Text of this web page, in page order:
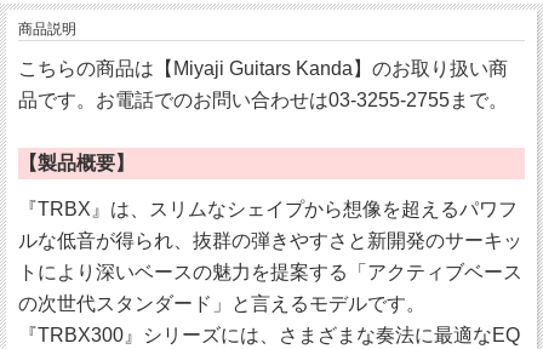
商品説明
こちらの商品は【Miyaji Guitars Kanda】のお取り扱い商
品です。お電話でのお問い合わせは03-3255-2755まで。
【製品概要】
『TRBX』は、スリムなシェイプから想像を超えるパワフ
ルな低音が得られ、抜群の弾きやすさと新開発のサーキッ
トにより深いベースの魅力を提案する「アクティブベース
の次世代スタンダード」と言えるモデルです。
『TRBX300』シリーズには、さまざまな奏法に最適なEQ